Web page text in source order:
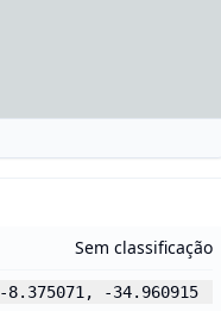
Sem classificação
-8.375071 , -34.960915